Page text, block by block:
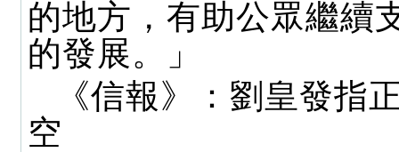
的地方，有助公眾繼續
的發展。」
《信報》：劉皇發指
空